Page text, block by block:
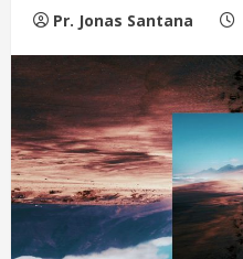
Pr. Jonas Santana